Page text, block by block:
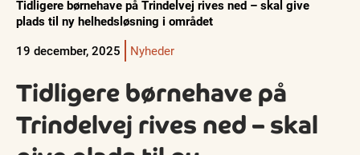
Tidligere børnehave på Trindelvej rives ned – skal give
plads til ny helhedsløsning i området
19 december, 2025
Nyheder
Tidligere børnehave på
Trindelvej rives ned – skal